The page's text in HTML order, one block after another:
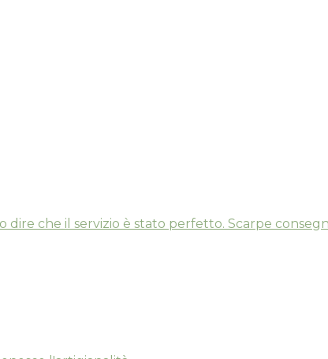
dire che il servizio è stato perfetto. Scarpe